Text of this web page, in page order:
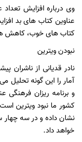
وی درباره افزایش
عناوین کتاب های بد
کتاب های خوب، کاهش
نبودن ویترین
نادر قدیانی از
آمار را این گونه
و برنامه ریزان
کشور ما نبود ویترین
نشان داده و در سه چهار
خواهد داد.